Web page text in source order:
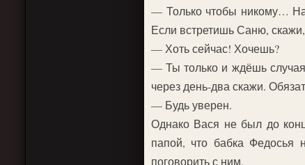
— Только чтобы никому…
Если встретишь Саню,
— Хоть сейчас! Хочешь?
— Ты только и ждёшь
через день-два скажи.
— Будь уверен.
Однако Вася не был до
папой, что бабка Федосья
поговорить с ним.